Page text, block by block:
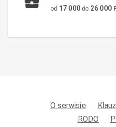
od 17 000 do 26 000
O serwisie
RODO